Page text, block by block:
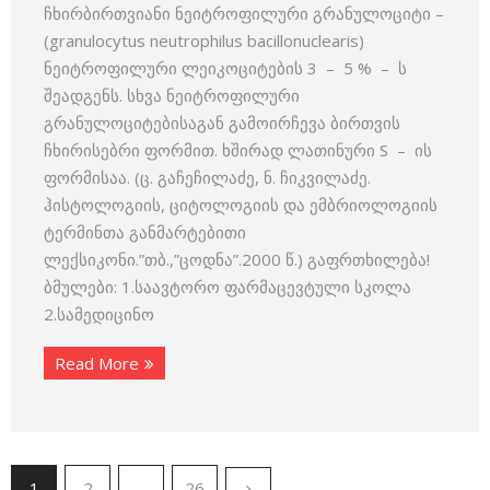
ჩხირბირთვიანი ნეიტროფილური გრანულოციტი –
(granulo­cytus neutrophilus bacillonuclearis)
ნეიტროფილური ლეიკოციტე­ბის 3 – 5 % – ს
შეადგენს. სხვა ნეიტროფილური
გრანულოციტებისაგან გამოირჩევა ბირთვის
ჩხირისებრი ფორმით. ხშირად ლათინური S – ის
ფორმისაა. (ც. გაჩეჩილაძე, ნ. ჩიკვილაძე.
ჰისტოლოგიის, ციტოლოგიის და ემბრიოლოგიის
ტერმინთა განმარტებითი
ლექსიკონი.”თბ.,”ცოდნა”.2000 წ.) გაფრთხილება!
ბმულები: 1.საავტორო ფარმაცევტული სკოლა
2.სამედიცინო
Read More